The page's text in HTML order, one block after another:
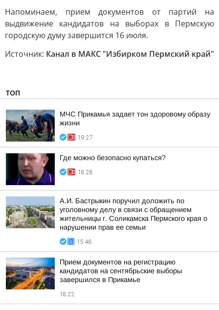
Напоминаем, прием документов от партий на
выдвижение кандидатов на выборах в Пермскую
городскую думу завершится 16 июля.
Источник: Канал в МАКС "Избирком Пермский край"
ТОП
МЧС Прикамья задает тон здоровому образу
жизни
19:27
Где можно безопасно купаться?
18:28
А.И. Бастрыкин поручил доложить по
уголовному делу в связи с обращением
жительницы г. Соликамска Пермского края о
нарушении прав ее семьи
15:48
Прием документов на регистрацию
кандидатов на сентябрьские выборы
завершился в Прикамье
18:22